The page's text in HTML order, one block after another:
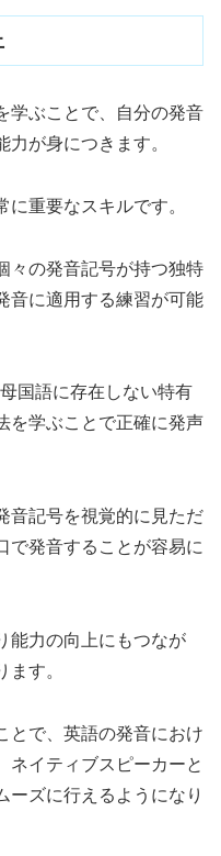
学ぶことで、自分の発音
が身につきます。
重要なスキルです。
々の発音記号が持つ独特
音に適用する練習が可能
母国語に存在しない特有
を学ぶことで正確に発声
音記号を視覚的に見ただ
で発音することが容易に
能力の向上にもつなが
す。
とで、英語の発音におけ
ネイティブスピーカーと
ーズに行えるようになり